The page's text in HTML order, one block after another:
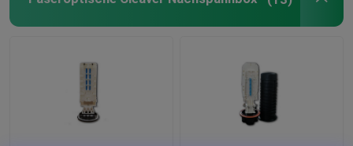
FTTH-Faser-Optikspleiß-Schließung